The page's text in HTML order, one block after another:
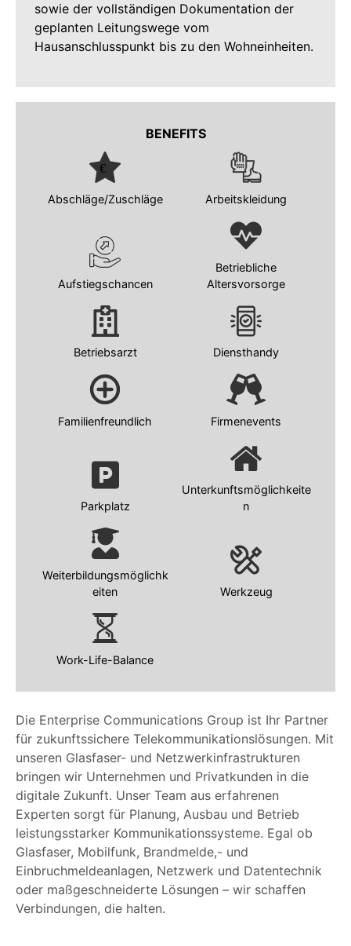
Die Enterprise Communications Group ist Ihr Partner
für zukunftssichere Telekommunikationslösungen. Mit
unseren Glasfaser- und Netzwerkinfrastrukturen
bringen wir Unternehmen und Privatkunden in die
digitale Zukunft. Unser Team aus erfahrenen
Experten sorgt für Planung, Ausbau und Betrieb
leistungsstarker Kommunikationssysteme. Egal ob
Glasfaser, Mobilfunk, Brandmelde,- und
Einbruchmeldeanlagen, Netzwerk und Datentechnik
oder maßgeschneiderte Lösungen – wir schaffen
Verbindungen, die halten.
sowie der vollständigen Dokumentation der
geplanten Leitungswege vom
Hausanschlusspunkt bis zu den Wohneinheiten.
BENEFITS
Abschläge/Zuschläge Arbeitskleidung
Aufstiegschancen
Betriebliche
Altersvorsorge
Betriebsarzt Diensthandy
Familienfreundlich Firmenevents
Parkplatz
Unterkunftsmöglichkeite
n
Weiterbildungsmöglichk
eiten
Werkzeug
Work-Life-Balance